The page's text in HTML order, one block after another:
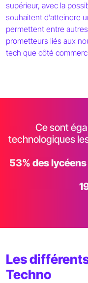
supérieur, avec la
souhaitent d’atteindre
permettent entre
prometteurs liés aux
tech que côté
Ce sont
technologiques
53% des
Les
Techno